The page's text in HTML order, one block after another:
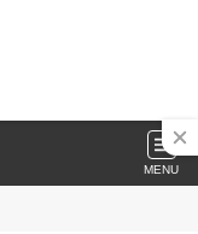
MENU